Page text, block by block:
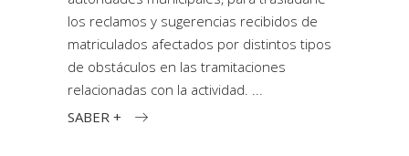
los reclamos y sugerencias recibidos de
matriculados afectados por distintos tipos
de obstáculos en las tramitaciones
relacionadas con la actividad.
SABER +